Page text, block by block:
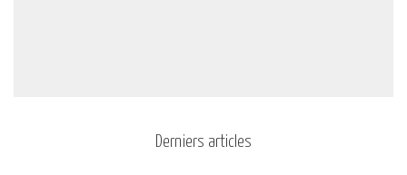
Derniers articles